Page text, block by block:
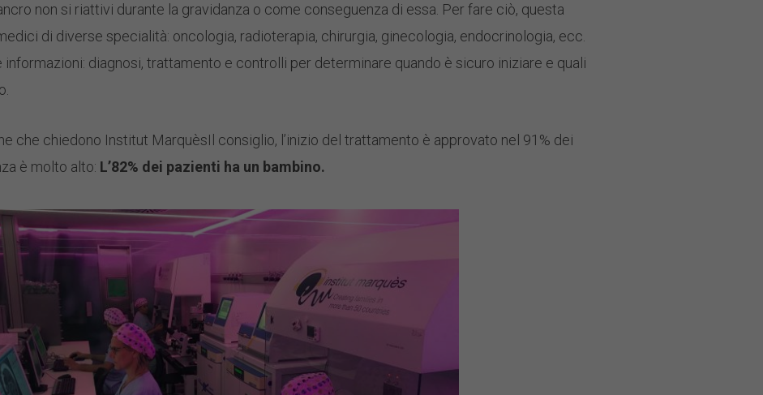
non si riattivi durante la gravidanza o come conseguenza di essa. Per fare ciò, questa
di diverse specialità: oncologia, radioterapia, chirurgia, ginecologia, endocrinologia, ecc.
informazioni: diagnosi, trattamento e controlli per determinare quando è sicuro iniziare e quali
che chiedono Institut MarquèsIl consiglio, l’inizio del trattamento è approvato nel 91% dei
è molto alto: L’82% dei pazienti ha un bambino.